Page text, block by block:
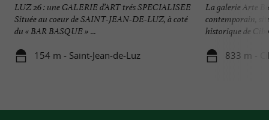
LUZ 26 : une GALERIE d’ART trés SPECIALISEE
Située au coeur de SAINT-JEAN-DE-LUZ, à coté
du « BAR BASQUE » ...
154 m - Saint-Jean-de-Luz
La galerie Arte
contemporain,
historique de
833 m -